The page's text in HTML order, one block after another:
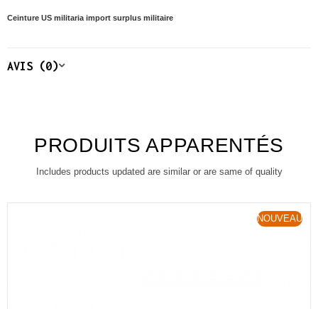
Ceinture US militaria import surplus militaire
AVIS (0)
PRODUITS APPARENTÉS
Includes products updated are similar or are same of quality
NOUVEAU